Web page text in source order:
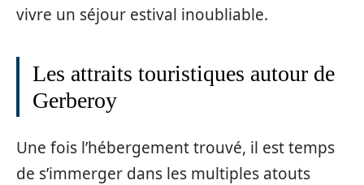
vivre un séjour estival inoubliable.
Les attraits touristiques autour de
Gerberoy
Une fois l’hébergement trouvé, il est temps
de s’immerger dans les multiples atouts